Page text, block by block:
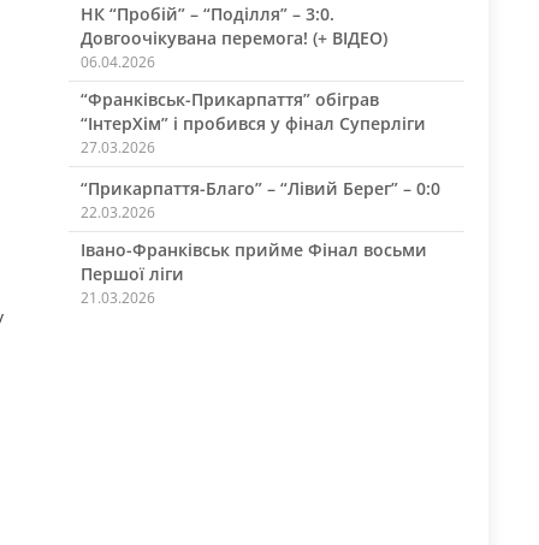
НК “Пробій” – “Поділля” – 3:0.
Довгоочікувана перемога! (+ ВІДЕО)
06.04.2026
“Франківськ-Прикарпаття” обіграв
“ІнтерХім” і пробився у фінал Суперліги
27.03.2026
“Прикарпаття-Благо” – “Лівий Берег” – 0:0
22.03.2026
Івано-Франківськ прийме Фінал восьми
Першої ліги
21.03.2026